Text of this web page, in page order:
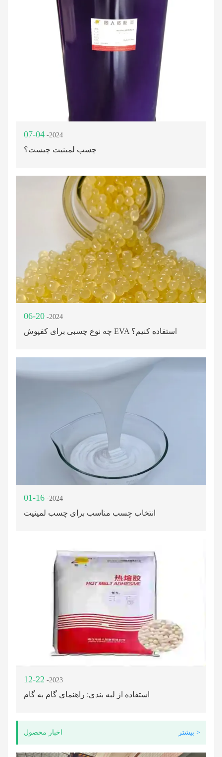
07-04 -2024
چسب لمینیت چیست؟
06-20 -2024
چه نوع چسبی برای کفپوش EVA استفاده کنیم؟
01-16 -2024
انتخاب چسب مناسب برای چسب لمینیت
12-22 -2023
استفاده از لبه بندی: راهنمای گام به گام
اخبار محصول بیشتر >